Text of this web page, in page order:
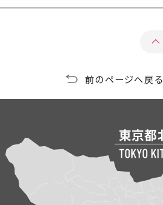
前のページへ戻る